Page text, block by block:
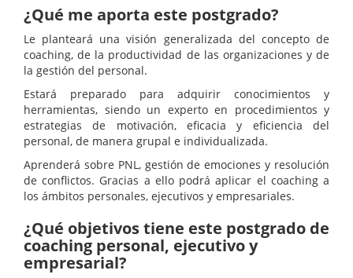
¿Qué me aporta este postgrado?
Le planteará una visión generalizada del concepto de
coaching, de la productividad de las organizaciones y de
la gestión del personal.
Estará preparado para adquirir conocimientos y
herramientas, siendo un experto en procedimientos y
estrategias de motivación, eficacia y eficiencia del
personal, de manera grupal e individualizada.
Aprenderá sobre PNL, gestión de emociones y resolución
de conflictos. Gracias a ello podrá aplicar el coaching a
los ámbitos personales, ejecutivos y empresariales.
¿Qué objetivos tiene este postgrado de
coaching personal, ejecutivo y
empresarial?